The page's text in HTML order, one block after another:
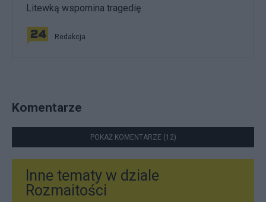
Litewką wspomina tragedię
Redakcja
Komentarze
POKAŻ KOMENTARZE (12)
Inne tematy w dziale
Rozmaitości